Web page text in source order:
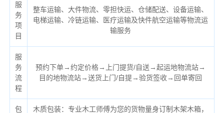
服
务
项
目
整车运输、大件物流、零担快运、仓储配送、设备运输、
电梯运输、冷链运输、医疗运输及快件航空运输等物流运
输服务
服
务
流
程
预约下单→约定价格→上门提货/自送→起运地物流站→
目的地物流站→送货上门/自提→验货签收→回单寄回
包 木质包装：专业木工师傅为您的货物量身订制木架木箱，